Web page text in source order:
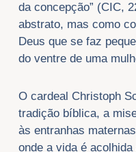
da concepção” (CIC,
abstrato, mas como
Deus que se faz
do ventre de uma
O cardeal Christoph
tradição bíblica, a
às entranhas
onde a vida é